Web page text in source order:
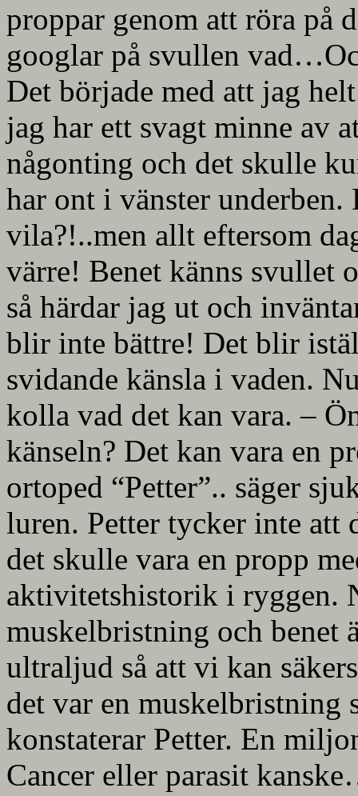
proppar genom att röra på
googlar på svullen
Det började med att jag
jag har ett svagt minne av
någonting och det skulle
har ont i vänster
vila?!..men allt eftersom
värre! Benet känns svullet
så härdar jag ut och
blir inte bättre! Det blir
svidande känsla i vaden.
kolla vad det kan vara. –
känseln? Det kan vara en
ortoped “Petter”.. säger
luren. Petter tycker inte att
det skulle vara en propp
aktivitetshistorik i ryggen.
muskelbristning och benet
ultraljud så att vi kan
det var en muskelbristning
konstaterar Petter. En
Cancer eller parasit